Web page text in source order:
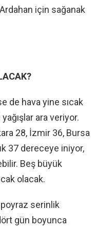
için sağanak
de hava yine sıcak
ara veriyor.
28, İzmir 36, Bursa
37 dereceye iniyor,
Beş büyük
olacak.
poyraz serinlik
gün boyunca